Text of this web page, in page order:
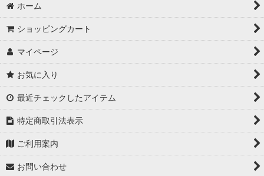
ホーム
ショッピングカート
マイページ
お気に入り
最近チェックしたアイテム
特定商取引法表示
ご利用案内
お問い合わせ